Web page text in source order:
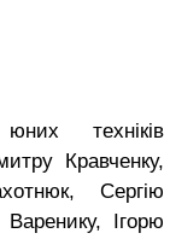
техніків
Кравченку,
Сергію
Ігорю